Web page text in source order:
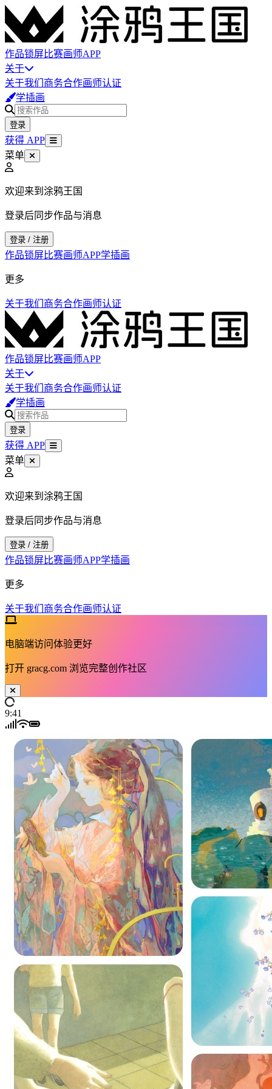
作品锁屏比赛画师APP
关于
关于我们 商务合作画师认证
学插画
登录
获得 APP
菜单
欢迎来到涂鸦王国
登录后同步作品与消息
登录 / 注册
作品锁屏比赛画师APP学插画
更多
关于我们 商务合作画师认证
作品锁屏比赛画师APP
关于
关于我们 商务合作画师认证
学插画
登录
获得 APP
菜单
欢迎来到涂鸦王国
登录后同步作品与消息
登录 / 注册
作品锁屏比赛画师APP学插画
更多
关于我们 商务合作画师认证
电脑端访问体验更好
打开 gracg.com 浏览完整创作社区
9:41